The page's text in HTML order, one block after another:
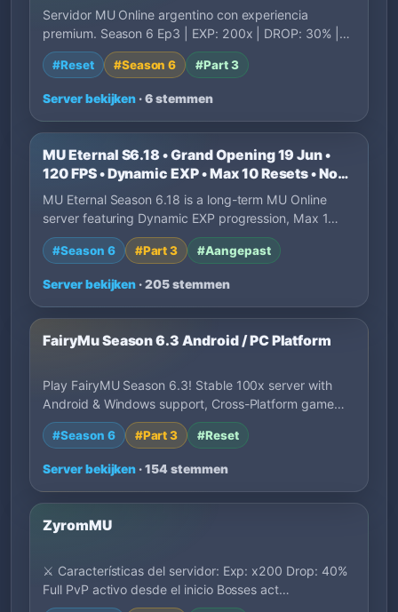
Servidor MU Online argentino con experiencia
premium. Season 6 Ep3 | EXP: 200x | DROP: 30% |
Ev…
#Reset #Season 6 #Part 3
Server bekijken · 6 stemmen
MU Eternal S6.18 • Grand Opening 19 Jun •
120 FPS • Dynamic EXP • Max 10 Resets • No
P2W
MU Eternal Season 6.18 is a long-term MU Online
server featuring Dynamic EXP progression, Max 1…
#Season 6 #Part 3 #Aangepast
Server bekijken · 205 stemmen
FairyMu Season 6.3 Android / PC Platform
Play FairyMU Season 6.3! Stable 100x server with
Android & Windows support, Cross-Platform game…
#Season 6 #Part 3 #Reset
Server bekijken · 154 stemmen
ZyromMU
⚔️ Características del servidor: Exp: x200 Drop: 40%
Full PvP activo desde el inicio Bosses act…